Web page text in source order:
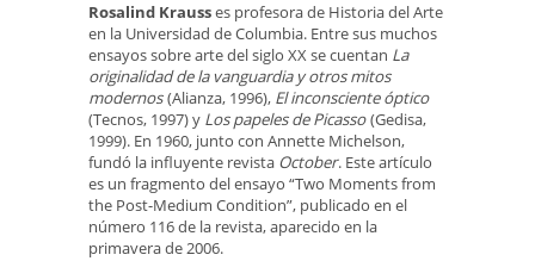
Rosalind Krausses profesora de Historia del Arte
en la Universidad de Columbia. Entre sus muchos
ensayos sobre arte del siglo XX se cuentan La
originalidad de la vanguardia y otros mitos
modernos(Alianza, 1996), El inconsciente óptico
(Tecnos, 1997) y Los papeles de Picasso(Gedisa,
1999). En 1960, junto con Annette Michelson,
fundó la influyente revista October. Este artículo
es un fragmento del ensayo “Two Moments from
the Post-Medium Condition”, publicado en el
número 116 de la revista, aparecido en la
primavera de 2006.